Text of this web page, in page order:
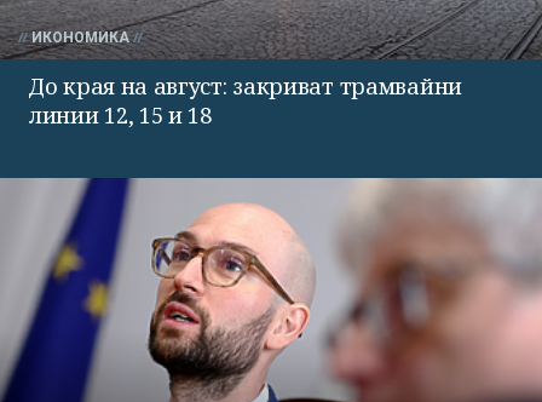
ИКОНОМИКА
До края на август: закриват трамвайни
линии 12, 15 и 18